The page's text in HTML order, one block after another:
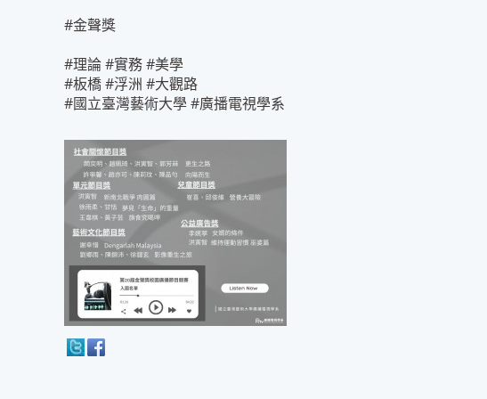
#金聲獎
#理論 #實務 #美學
#板橋 #浮洲 #大觀路
#國立臺灣藝術大學 #廣播電視學系